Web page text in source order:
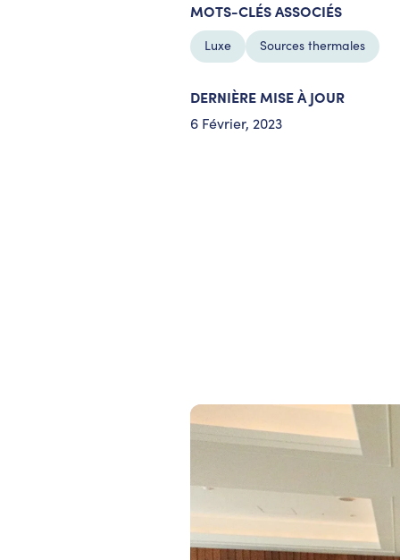
MOTS-CLÉS ASSOCIÉS
Luxe Sources thermales
DERNIÈRE MISE À JOUR
6 Février, 2023